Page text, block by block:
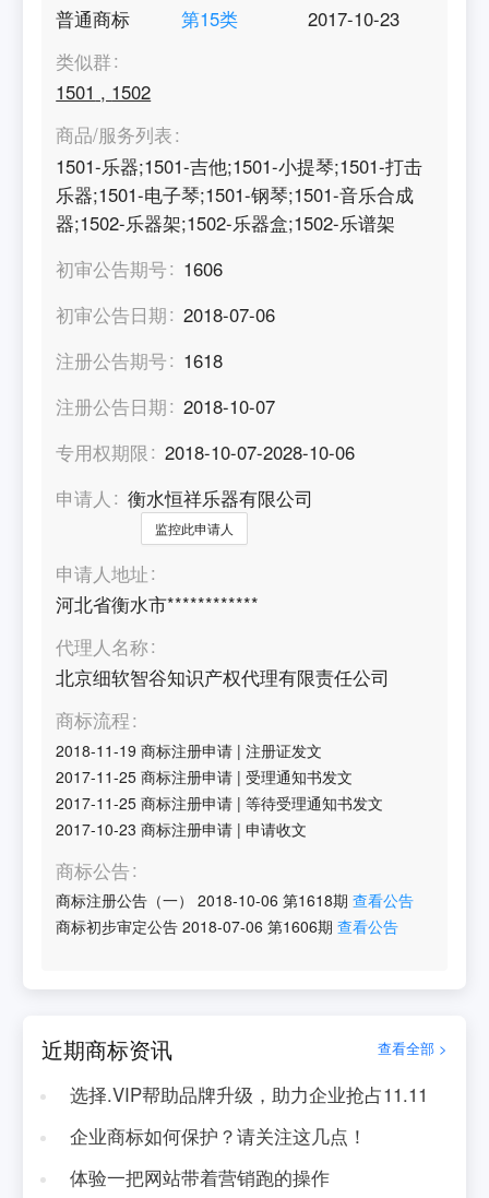
普通商标
第15类
2017-10-23
类似群
1501 , 1502
商品/服务列表
1501-乐器;1501-吉他;1501-小提琴;1501-打击
乐器;1501-电子琴;1501-钢琴;1501-音乐合成
器;1502-乐器架;1502-乐器盒;1502-乐谱架
初审公告期号
1606
初审公告日期
2018-07-06
注册公告期号
1618
注册公告日期
2018-10-07
专用权期限
2018-10-07-2028-10-06
申请人
衡水恒祥乐器有限公司
监控此申请人
申请人地址
河北省衡水市************
代理人名称
北京细软智谷知识产权代理有限责任公司
商标流程
2018-11-19 商标注册申请 |注册证发文
2017-11-25 商标注册申请 |受理通知书发文
2017-11-25 商标注册申请 |等待受理通知书发文
2017-10-23 商标注册申请 |申请收文
商标公告
商标注册公告（一） 2018-10-06 第1618期 查看公告
商标初步审定公告 2018-07-06 第1606期 查看公告
近期商标资讯 查看全部 >
选择.VIP帮助品牌升级，助力企业抢占11.11
企业商标如何保护？请关注这几点！
体验一把网站带着营销跑的操作